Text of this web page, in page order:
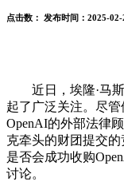
点击数： 发布时间： 2025-
近日，埃隆·马斯
起了广泛关注。尽
OpenAI的外部法律
克牵头的财团提交
是否会成功收购
讨论。